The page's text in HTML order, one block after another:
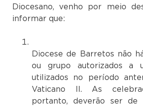
Diocesano, venho por meio
informar que:
Diocese de Barretos não
ou grupo autorizados a
utilizados no período
Vaticano II. As
portanto, deverão ser de